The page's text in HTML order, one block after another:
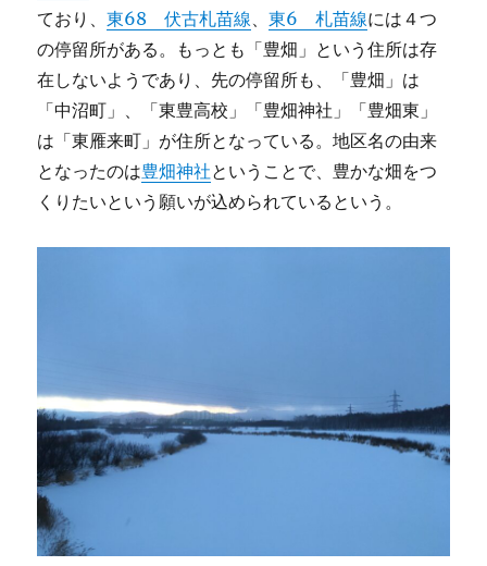
ており、東68 伏古札苗線、東6 札苗線には４つ
の停留所がある。もっとも「豊畑」という住所は存
在しないようであり、先の停留所も、「豊畑」は
「中沼町」、「東豊高校」「豊畑神社」「豊畑東」
は「東雁来町」が住所となっている。地区名の由来
となったのは豊畑神社ということで、豊かな畑をつ
くりたいという願いが込められているという。